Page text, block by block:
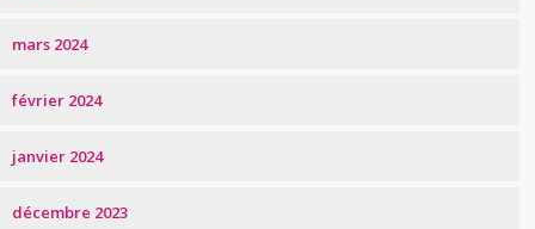
mars 2024
février 2024
janvier 2024
décembre 2023